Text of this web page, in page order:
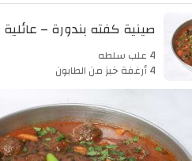
صينية كفته بندورة – عائلية
4 علب سلطه
4 أرغفة خبز من الطابون